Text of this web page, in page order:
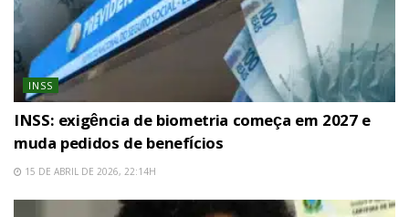
INSS
INSS: exigência de biometria começa em 2027 e
muda pedidos de benefícios
15 DE ABRIL DE 2026, 22:14H